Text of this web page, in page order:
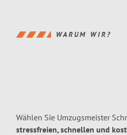
WARUM WIR?
Wählen Sie Umzugsmeister
stressfreien, schnellen und